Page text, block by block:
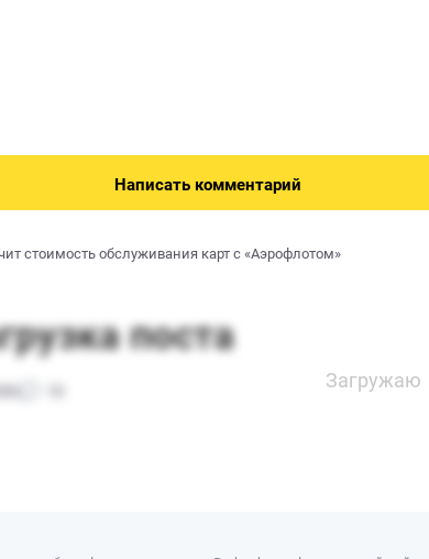
Написать комментарий
стоимость обслуживания карт с «Аэрофлотом»